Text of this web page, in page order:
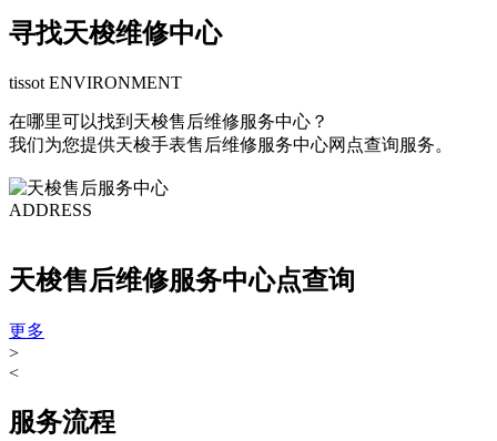
寻找天梭维修中心
tissot ENVIRONMENT
在哪里可以找到天梭售后维修服务中心？
我们为您提供天梭手表售后维修服务中心网点查询服务。
ADDRESS
天梭售后维修服务中心点查询
更多
>
<
服务流程